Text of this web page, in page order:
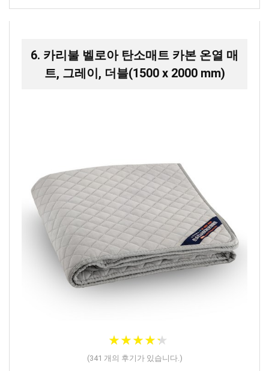
6. 카리불 벨로아 탄소매트 카본 온열 매
트, 그레이, 더블(1500 x 2000 mm)
★★★★★
★★★★★
(341 개의 후기가 있습니다.)